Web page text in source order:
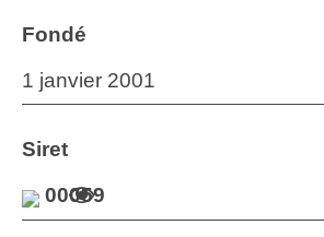
Fondé
1 janvier 2001
Siret
00059